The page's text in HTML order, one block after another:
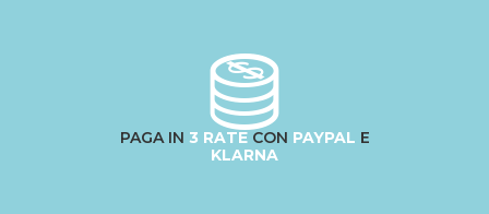
PAGA IN 3 RATECON PAYPAL E
KLARNA